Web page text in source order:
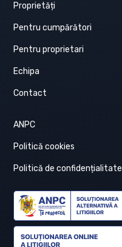
Proprietăți
Pentru cumpărători
Pentru proprietari
Echipa
Contact
ANPC
Politică cookies
Politică de confidențialitate